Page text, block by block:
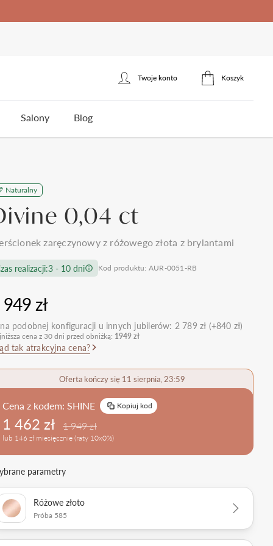
Twoje konto Koszyk
jednokamieniowe
trójkamieniowe
organiczny
klasyczne
obrączkowe
dostawki
Zobacz wszystkie >
do 2000zł
do 5000zł
>
nowoczesne
nietypowe
Obrączki Ślubne
Sprawdź bestsellery
Zobacz trendy
zaręczynowy
Kontakt
Salony Blog
wesela i ślubu Polecane produkty
Naturalny
0,04 ct
zaręczynowy z różowego złota z brylantami
realizacji:3 - 10 dni Kod produktu: AUR-0051-RB
zł
podobnej konfiguracji u innych jubilerów: 2 789 zł (+840 zł)
cena z 30 dni przed obniżką: 1949 zł
tak atrakcyjna cena?
Oferta kończy się 11 sierpnia, 23:59
Cena z kodem: SHINE Kopiuj kod
1 462 zł 1 949 zł
lub 146 zł miesięcznie (raty 10x0%)
parametry
Różowe złoto
Próba 585